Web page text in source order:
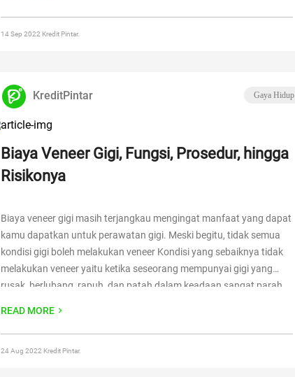
Operasi Gigi Bungsu 2022”
14 Sep 2022 Kredit Pintar.
KreditPintar Gaya Hidup
Biaya Veneer Gigi, Fungsi, Prosedur, hingga
Risikonya
Biaya veneer gigi masih terjangkau mengingat manfaat yang dapat
kamu dapatkan untuk perawatan gigi. Meski begitu, tidak semua
kondisi gigi boleh melakukan veneer Kondisi yang sebaiknya tidak
melakukan veneer yaitu ketika seseorang mempunyai gigi yang
rusak, berlubang, rapuh, dan patah dalam keadaan sangat parah.
Fungsi, Prosedur, hingga Risikonya“
READ MORE
24 Aug 2022 Kredit Pintar.